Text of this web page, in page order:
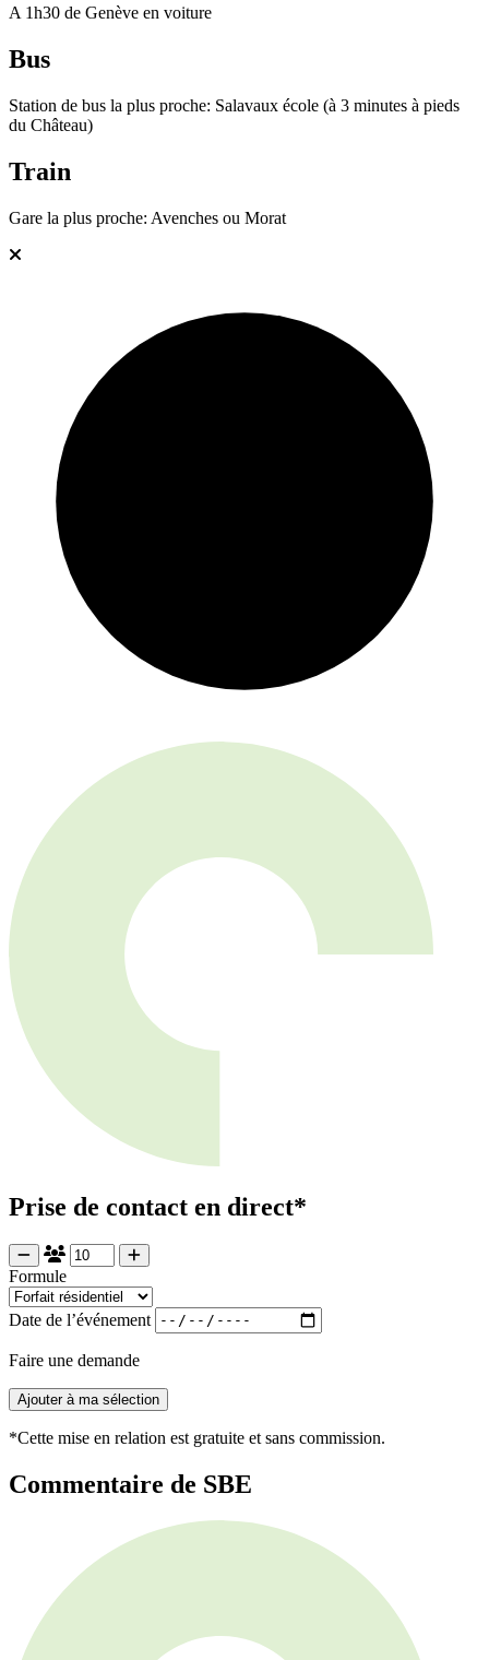
A 1h30 de Genève en voiture
Bus
Station de bus la plus proche: Salavaux école (à 3 minutes à pieds
du Château)
Train
Gare la plus proche: Avenches ou Morat
Prise de contact en direct*
Formule
Date de l’événement
Faire une demande
Ajouter à ma sélection
*Cette mise en relation est gratuite et sans commission.
Commentaire de SBE